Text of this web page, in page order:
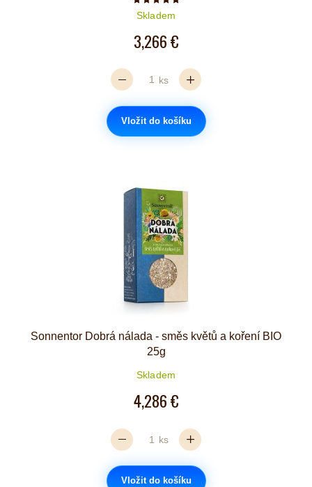
Počet hvězdiček je 5 z 5
Skladem
3,266 €
ks
Vložit do košíku
Sonnentor Dobrá nálada - směs květů a koření BIO
25g
Skladem
4,286 €
ks
Vložit do košíku